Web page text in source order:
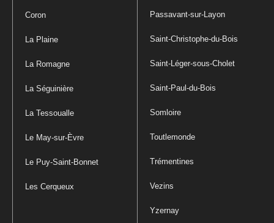
Coron
La Plaine
La Romagne
La Séguinière
La Tessoualle
Le May-sur-Èvre
Le Puy-Saint-Bonnet
Les Cerqueux
Passavant-sur-Layon
Saint-Christophe-du-Bois
Saint-Léger-sous-Cholet
Saint-Paul-du-Bois
Somloire
Toutlemonde
Trémentines
Vezins
Yzernay